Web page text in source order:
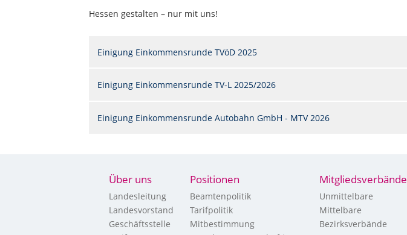
Hessen gestalten – nur mit uns!
Einigung Einkommensrunde TVöD 2025
Einigung Einkommensrunde TV-L 2025/2026
Einigung Einkommensrunde Autobahn GmbH - MTV 2026
Über uns
Landesleitung
Landesvorstand
Geschäftsstelle
Positionen
Beamtenpolitik
Tarifpolitik
Mitbestimmung
Mitgliedsverbände
Unmittelbare
Mittelbare
Bezirksverbände